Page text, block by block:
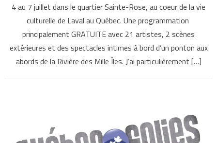
4 au 7 juillet dans le quartier Sainte-Rose, au coeur de la vie
culturelle de Laval au Québec. Une programmation
principalement GRATUITE avec 21 artistes, 2 scènes
extérieures et des spectacles intimes à bord d’un ponton aux
abords de la Rivière des Mille Îles. J’ai particulièrement […]